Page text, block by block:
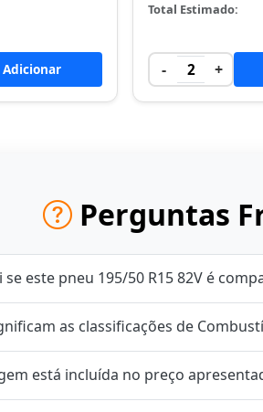
Adicionar
Total Estimado:
- 2 +
Perguntas
se este pneu 195/50 R15 82V é
as classificações de
está incluída no preço